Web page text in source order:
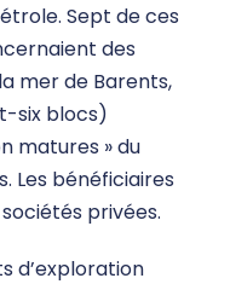
Sept de ces
des
mer de Barents,
six blocs)
matures » du
Les bénéficiaires
privées.
d’exploration